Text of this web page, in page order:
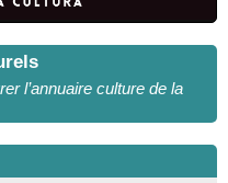
l’annuaire culture de la